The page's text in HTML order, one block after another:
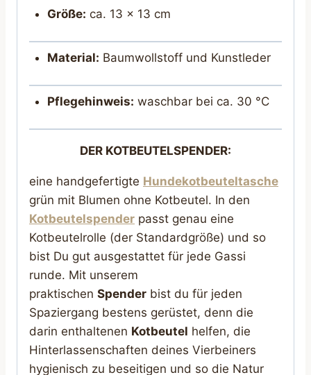
Größe: ca. 13 x 13 cm
Material: Baumwollstoff und Kunstleder
Pflegehinweis: waschbar bei ca. 30 °C
DER KOTBEUTELSPENDER:
eine handgefertigte Hundekotbeuteltasche
grün mit Blumen ohne Kotbeutel. In den
Kotbeutelspender passt genau eine
Kotbeutelrolle (der Standardgröße) und so
bist Du gut ausgestattet für jede Gassi
runde. Mit unserem
praktischen Spender bist du für jeden
Spaziergang bestens gerüstet, denn die
darin enthaltenen Kotbeutel helfen, die
Hinterlassenschaften deines Vierbeiners
hygienisch zu beseitigen und so die Natur